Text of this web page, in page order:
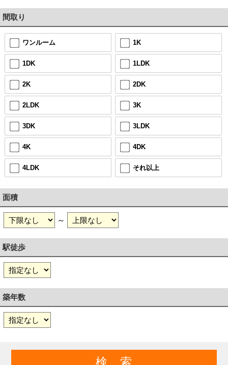
間取り
ワンルーム 1K
1DK 1LDK
2K 2DK
2LDK 3K
3DK 3LDK
4K 4DK
4LDK それ以上
面積
～
駅徒歩
築年数